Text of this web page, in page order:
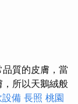
質的皮膚，當
所以天鵝絨般
設備 長照 桃園